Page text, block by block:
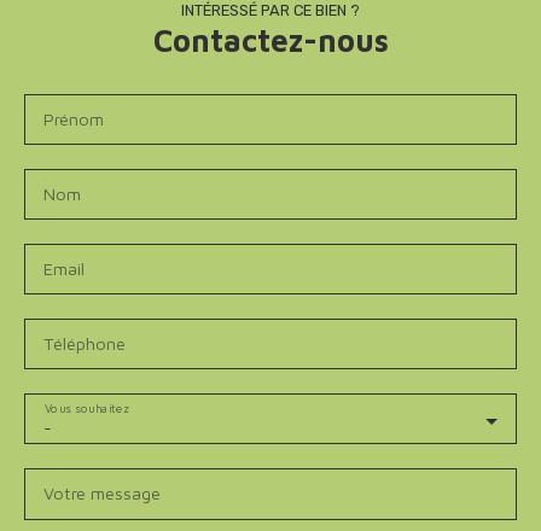
INTÉRESSÉ PAR CE BIEN ?
Contactez-nous
Prénom
Nom
Email
Téléphone
-
Vous souhaitez
Votre message